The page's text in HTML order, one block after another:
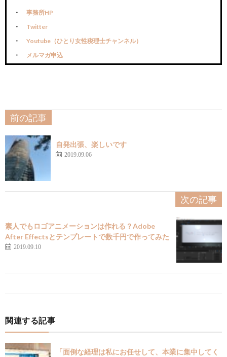
事務所HP
Twitter
Youtube（ひとり女性税理士チャンネル）
メルマガ申込
前の記事
自発出張、楽しいです
2019.09.06
次の記事
素人でもロゴアニメーションは作れる？Adobe
After Effectsとテンプレートで数千円で作ってみた
2019.09.10
関連する記事
「面倒な経理は私にお任せして、本業に集中してく